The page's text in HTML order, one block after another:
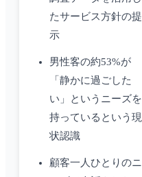
たサービス方針の提
示
男性客の約53%が
「静かに過ごした
い」というニーズを
持っているという現
状認識
顧客一人ひとりのニ